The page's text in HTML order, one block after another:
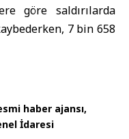
göre saldırılarda
7 bin 658
haber ajansı
İdaresi